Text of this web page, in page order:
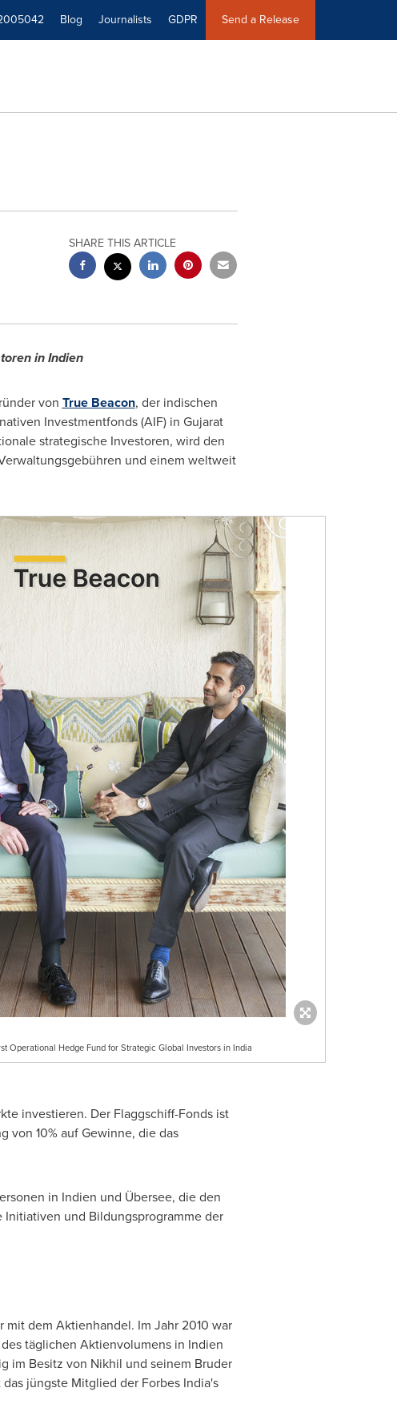
Blog Journalists GDPR Send a Release
SHARE THIS ARTICLE
in Indien
von True Beacon, der indischen
Investmentfonds (AIF) in Gujarat
strategische Investoren, wird den
und einem weltweit
Operational Hedge Fund for Strategic Global Investors in India
investieren. Der Flaggschiff-Fonds ist
10% auf Gewinne, die das
in Indien und Übersee, die den
und Bildungsprogramme der
mit dem Aktienhandel. Im Jahr2010 war
täglichen Aktienvolumens in Indien
im Besitz von Nikhil und seinem Bruder
jüngste Mitglied der Forbes India's